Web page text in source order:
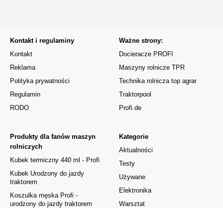
Kontakt i regulaminy
Kontakt
Reklama
Polityka prywatności
Regulamin
RODO
Kategorie
Aktualności
Testy
Używane
Elektronika
Warsztat
Produkty dla fanów maszyn
rolniczych
Kubek termiczny 440 ml - Profi
Kubek Urodzony do jazdy
traktorem
Koszulka męska Profi -
urodzony do jazdy traktorem
Ważne strony:
Docieracze PROFI
Maszyny rolnicze TPR
Technika rolnicza top agrar
Traktorpool
Profi.de